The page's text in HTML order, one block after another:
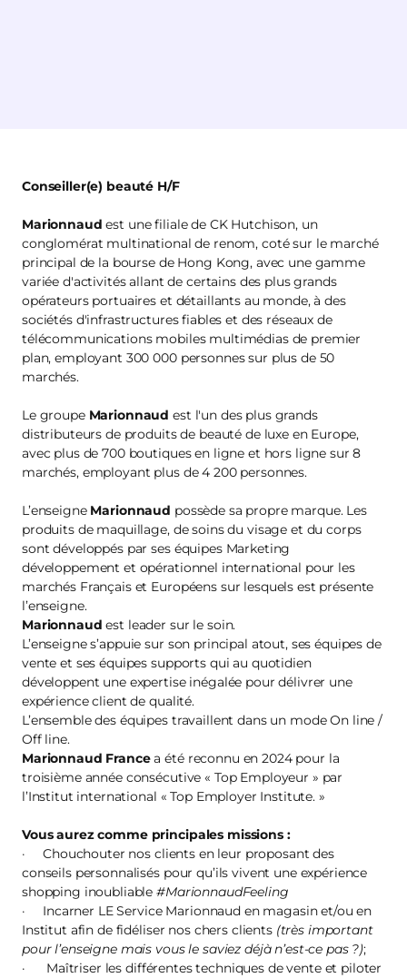
Conseiller(e) beauté H/F
Marionnaud est une filiale de CK Hutchison, un
conglomérat multinational de renom, coté sur le marché
principal de la bourse de Hong Kong, avec une gamme
variée d'activités allant de certains des plus grands
opérateurs portuaires et détaillants au monde, à des
sociétés d'infrastructures fiables et des réseaux de
télécommunications mobiles multimédias de premier
plan, employant 300 000 personnes sur plus de 50
marchés.
Le groupe Marionnaud est l'un des plus grands
distributeurs de produits de beauté de luxe en Europe,
avec plus de 700 boutiques en ligne et hors ligne sur 8
marchés, employant plus de 4 200 personnes.
L’enseigne Marionnaud possède sa propre marque. Les
produits de maquillage, de soins du visage et du corps
sont développés par ses équipes Marketing
développement et opérationnel international pour les
marchés Français et Européens sur lesquels est présente
l’enseigne.
Marionnaud est leader sur le soin.
L’enseigne s’appuie sur son principal atout, ses équipes de
vente et ses équipes supports qui au quotidien
développent une expertise inégalée pour délivrer une
expérience client de qualité.
L’ensemble des équipes travaillent dans un mode On line /
Off line.
Marionnaud Francea été reconnu en 2024 pour la
troisième année consécutive « Top Employeur » par
l’Institut international « Top Employer Institute. »
Vous aurez comme principales missions :
· Chouchouter nos clients en leur proposant des
conseils personnalisés pour qu’ils vivent une expérience
shopping inoubliable#MarionnaudFeeling
· Incarner LE Service Marionnaud en magasin et/ou en
Institut afin de fidéliser nos chers clients (très important
pour l’enseigne mais vous le saviez déjà n’est-ce pas ?);
· Maîtriser les différentes techniques de vente et piloter